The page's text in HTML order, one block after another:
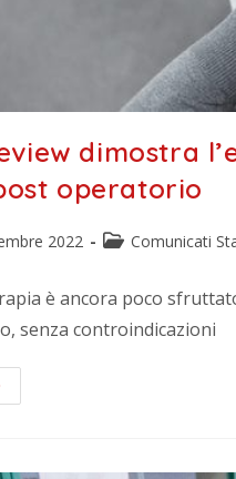
dimostra
operatorio
2022 Comunicati
è ancora poco
senza controindicazioni